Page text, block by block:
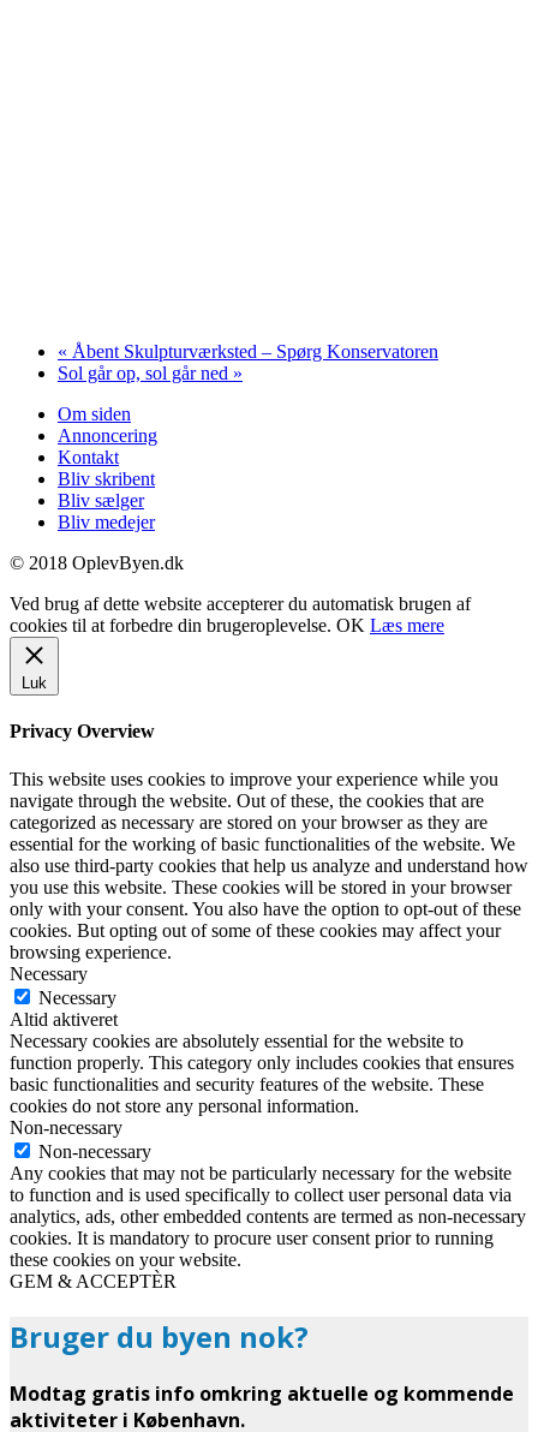
« Åbent Skulpturværksted – Spørg Konservatoren
Sol går op, sol går ned »
Om siden
Annoncering
Kontakt
Bliv skribent
Bliv sælger
Bliv medejer
© 2018 OplevByen.dk
Ved brug af dette website accepterer du automatisk brugen af
cookies til at forbedre din brugeroplevelse. OK Læs mere
Luk
Privacy Overview
This website uses cookies to improve your experience while you
navigate through the website. Out of these, the cookies that are
categorized as necessary are stored on your browser as they are
essential for the working of basic functionalities of the website. We
also use third-party cookies that help us analyze and understand how
you use this website. These cookies will be stored in your browser
only with your consent. You also have the option to opt-out of these
cookies. But opting out of some of these cookies may affect your
browsing experience.
Necessary
Necessary
Altid aktiveret
Necessary cookies are absolutely essential for the website to
function properly. This category only includes cookies that ensures
basic functionalities and security features of the website. These
cookies do not store any personal information.
Non-necessary
Non-necessary
Any cookies that may not be particularly necessary for the website
to function and is used specifically to collect user personal data via
analytics, ads, other embedded contents are termed as non-necessary
cookies. It is mandatory to procure user consent prior to running
these cookies on your website.
GEM & ACCEPTÈR
Bruger du byen nok?
Modtag gratis info omkring aktuelle og kommende
aktiviteter i København.